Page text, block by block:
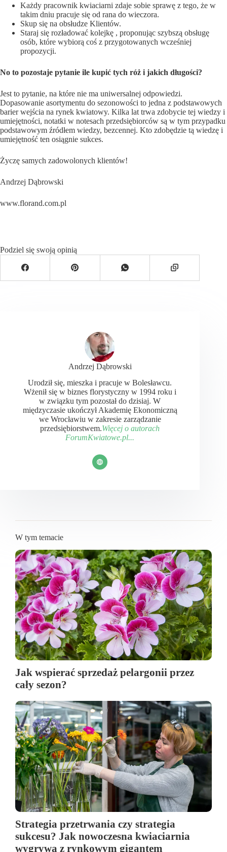
Każdy pracownik kwiaciarni zdaje sobie sprawę z tego, że w
takim dniu pracuje się od rana do wieczora.
Skup się na obsłudze Klientów.
Staraj się rozładować kolejkę , proponując szybszą obsługę
osób, które wybiorą coś z przygotowanych wcześniej
propozycji.
No to pozostaje pytanie ile kupić tych róż i jakich długości?
Jest to pytanie, na które nie ma uniwersalnej odpowiedzi.
Dopasowanie asortymentu do sezonowości to jedna z podstawowych
barier wejścia na rynek kwiatowy. Kilka lat trwa zdobycie tej wiedzy i
umiejętności, notatki w notesach przedsiębiorców są w tym przypadku
podstawowym źródłem wiedzy, bezcennej. Kto zdobędzie tą wiedzę i
umiejętność ten osiągnie sukces.
Życzę samych zadowolonych klientów!
Andrzej Dąbrowski
www.florand.com.pl
Podziel się swoją opinią
Andrzej Dąbrowski
Urodził się, mieszka i pracuje w Bolesławcu.
Wżenił się w biznes florystyczny w 1994 roku i
w związku tym pozostał do dzisiaj. W
międzyczasie ukończył Akademię Ekonomiczną
we Wrocławiu w zakresie zarządzanie
przedsiębiorstwem.Więcej o autorach
ForumKwiatowe.pl...
W tym temacie
Jak wspierać sprzedaż pelargonii przez
cały sezon?
Strategia przetrwania czy strategia
sukcesu? Jak nowoczesna kwiaciarnia
wygrywa z rynkowym gigantem